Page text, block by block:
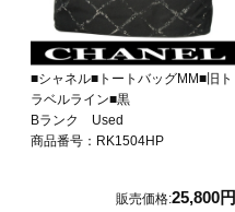
■シャネル■トートバッグMM■旧ト
ラベルライン■黒
Bランク Used
商品番号：RK1504HP
販売価格:25,800円